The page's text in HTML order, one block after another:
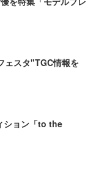
ェスタ"TGC情報を
ション「to the